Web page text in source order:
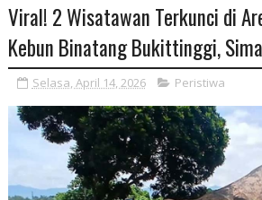
Viral! 2 Wisatawan Terkunci di
Kebun Binatang Bukittinggi,
Selasa, April 14, 2026 Peristiwa